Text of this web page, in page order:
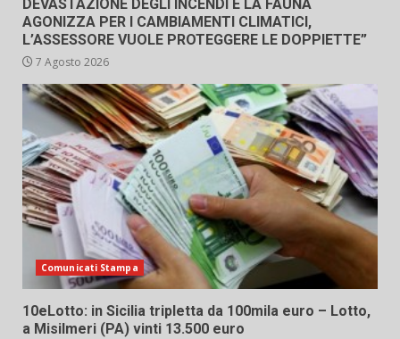
DEVASTAZIONE DEGLI INCENDI E LA FAUNA
AGONIZZA PER I CAMBIAMENTI CLIMATICI,
L’ASSESSORE VUOLE PROTEGGERE LE DOPPIETTE”
7 Agosto 2026
Comunicati Stampa
10eLotto: in Sicilia tripletta da 100mila euro – Lotto,
a Misilmeri (PA) vinti 13.500 euro